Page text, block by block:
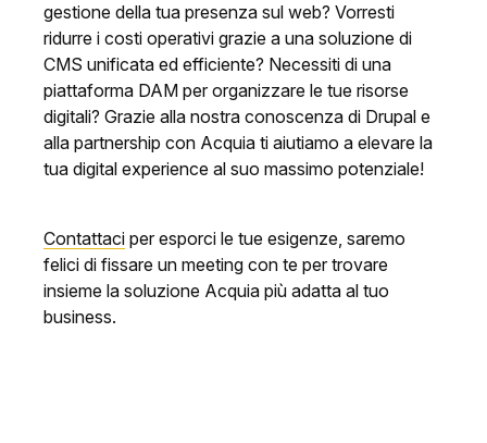
gestione della tua presenza sul web? Vorresti
ridurre i costi operativi grazie a una soluzione di
CMS unificata ed efficiente? Necessiti di una
piattaforma DAM per organizzare le tue risorse
digitali? Grazie alla nostra conoscenza di Drupal e
alla partnership con Acquia ti aiutiamo a elevare la
tua digital experience al suo massimo potenziale!
Contattaci per esporci le tue esigenze, saremo
felici di fissare un meeting con te per trovare
insieme la soluzione Acquia più adatta al tuo
business.